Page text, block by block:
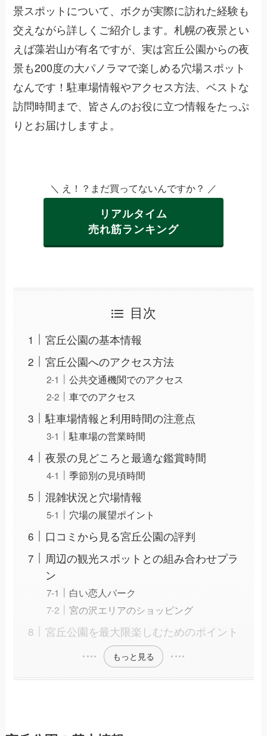
景スポットについて、ボクが実際に訪れた経験も
交えながら詳しくご紹介します。札幌の夜景とい
えば藻岩山が有名ですが、実は宮丘公園からの夜
景も200度の大パノラマで楽しめる穴場スポット
なんです！駐車場情報やアクセス方法、ベストな
訪問時間まで、皆さんのお役に立つ情報をたっぷ
りとお届けしますよ。
＼ え！？まだ買ってないんですか？ ／
リアルタイム
売れ筋ランキング
目次
宮丘公園の基本情報
宮丘公園へのアクセス方法
公共交通機関でのアクセス
車でのアクセス
駐車場情報と利用時間の注意点
駐車場の営業時間
夜景の見どころと最適な鑑賞時間
季節別の見頃時間
混雑状況と穴場情報
穴場の展望ポイント
口コミから見る宮丘公園の評判
周辺の観光スポットとの組み合わせプラ
ン
白い恋人パーク
宮の沢エリアのショッピング
宮丘公園を最大限楽しむためのポイント
もっと見る